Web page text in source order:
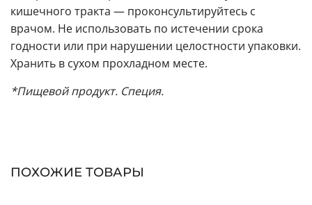
кишечного тракта — проконсультируйтесь с
врачом. Не использовать по истечении срока
годности или при нарушении целостности упаковки.
Хранить в сухом прохладном месте.
*Пищевой продукт. Специя.
ПОХОЖИЕ ТОВАРЫ